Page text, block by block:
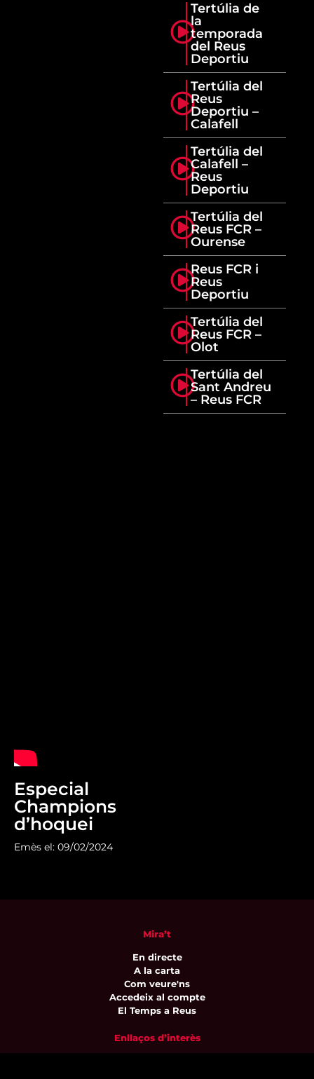
Especial
Champions
d’hoquei
Emès el: 09/02/2024
Tertúlia de
la
temporada
del Reus
Deportiu
Tertúlia del
Reus
Deportiu –
Calafell
Tertúlia del
Calafell –
Reus
Deportiu
Tertúlia del
Reus FCR –
Ourense
Reus FCR i
Reus
Deportiu
Tertúlia del
Reus FCR –
Olot
Tertúlia del
Sant Andreu
– Reus FCR
Mira’t
En directe
A la carta
Com veure'ns
Accedeix al compte
El Temps a Reus
Enllaços d’interès